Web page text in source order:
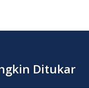
Ditukar